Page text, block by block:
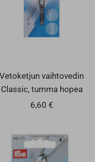
Classic, tumma hopea
Alennushinta
6,60 €